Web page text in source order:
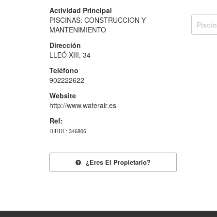
Actividad Principal
PISCINAS: CONSTRUCCION Y
MANTENIMIENTO
Dirección
LLEÓ XIII, 34
Teléfono
902222622
Website
http://www.waterair.es
Ref:
DIRDE: 346806
¿eres El Propietario?